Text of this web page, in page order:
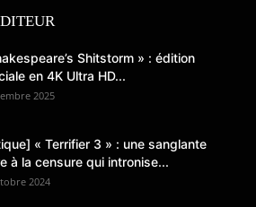
Shitstorm » : édition
en 4K Ultra HD...
2025
« Terrifier 3 » : une sanglante
à la censure qui intronise...
2024